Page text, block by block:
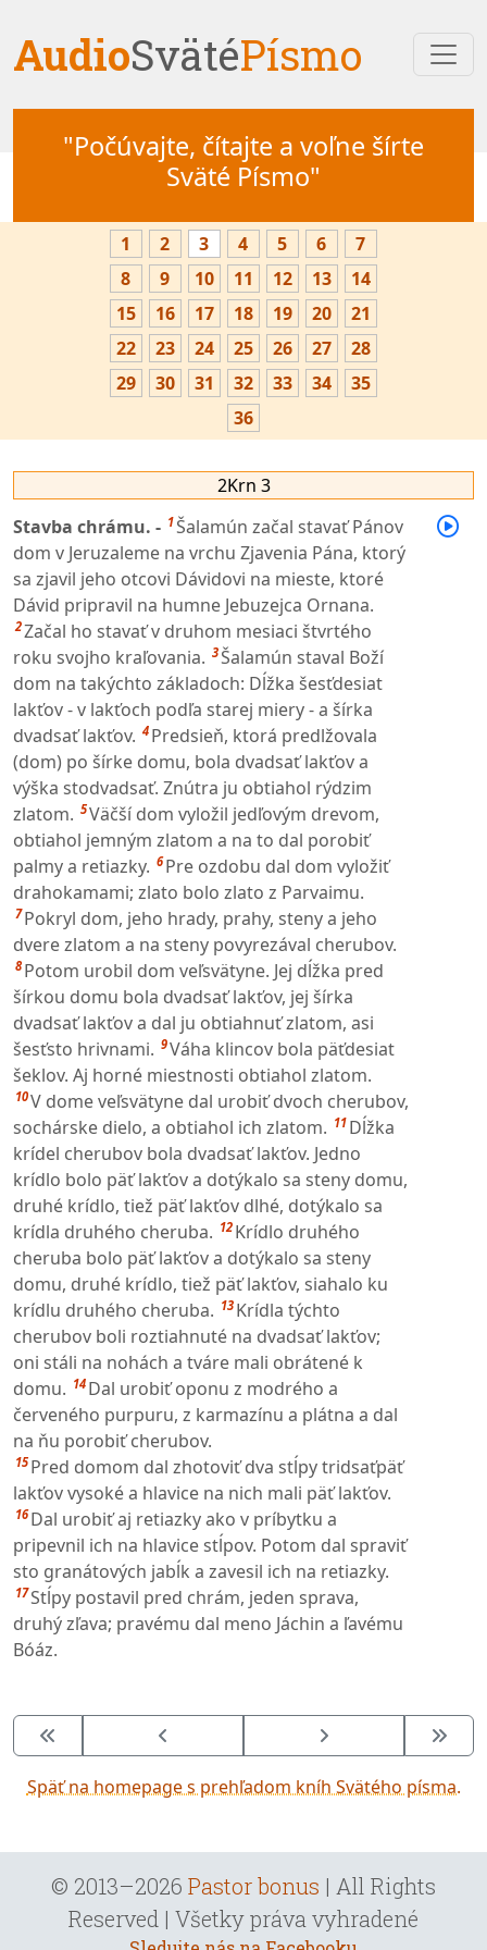
AudioSvätéPísmo
"Počúvajte, čítajte a voľne šírte
Sväté Písmo"
1 2 3 4 5 6
7
8
9 10 11 12 13
14
15
16 17 18 19 20
21
22
23 24 25 26 27
28
29
30 31 32 33 34
35
36
2Krn 3
Stavba chrámu. - 1Šalamún začal stavať Pánov
dom v Jeruzaleme na vrchu Zjavenia Pána, ktorý
sa zjavil jeho otcovi Dávidovi na mieste, ktoré
Dávid pripravil na humne Jebuzejca Ornana.
2Začal ho stavať v druhom mesiaci štvrtého
roku svojho kraľovania. 3Šalamún staval Boží
dom na takýchto základoch: Dĺžka šesťdesiat
lakťov - v lakťoch podľa starej miery - a šírka
dvadsať lakťov. 4 Predsieň, ktorá predlžovala
(dom) po šírke domu, bola dvadsať lakťov a
výška stodvadsať. Znútra ju obtiahol rýdzim
zlatom. 5Väčší dom vyložil jedľovým drevom,
obtiahol jemným zlatom a na to dal porobiť
palmy a retiazky. 6 Pre ozdobu dal dom vyložiť
drahokamami; zlato bolo zlato z Parvaimu.
7 Pokryl dom, jeho hrady, prahy, steny a jeho
dvere zlatom a na steny povyrezával cherubov.
8 Potom urobil dom veľsvätyne. Jej dĺžka pred
šírkou domu bola dvadsať lakťov, jej šírka
dvadsať lakťov a dal ju obtiahnuť zlatom, asi
šesťsto hrivnami. 9Váha klincov bola päťdesiat
šeklov. Aj horné miestnosti obtiahol zlatom.
10V dome veľsvätyne dal urobiť dvoch cherubov,
sochárske dielo, a obtiahol ich zlatom. 11 Dĺžka
krídel cherubov bola dvadsať lakťov. Jedno
krídlo bolo päť lakťov a dotýkalo sa steny domu,
druhé krídlo, tiež päť lakťov dlhé, dotýkalo sa
krídla druhého cheruba. 12 Krídlo druhého
cheruba bolo päť lakťov a dotýkalo sa steny
domu, druhé krídlo, tiež päť lakťov, siahalo ku
krídlu druhého cheruba. 13 Krídla týchto
cherubov boli roztiahnuté na dvadsať lakťov;
oni stáli na nohách a tváre mali obrátené k
domu. 14 Dal urobiť oponu z modrého a
červeného purpuru, z karmazínu a plátna a dal
na ňu porobiť cherubov.
15 Pred domom dal zhotoviť dva stĺpy tridsaťpäť
lakťov vysoké a hlavice na nich mali päť lakťov.
16 Dal urobiť aj retiazky ako v príbytku a
pripevnil ich na hlavice stĺpov. Potom dal spraviť
sto granátových jabĺk a zavesil ich na retiazky.
17Stĺpy postavil pred chrám, jeden sprava,
druhý zľava; pravému dal meno Jáchin a ľavému
Bóáz.
Späť na homepage s prehľadom kníh Svätého písma.
© 2013–2026 Pastor bonus | All Rights
Reserved | Všetky práva vyhradené